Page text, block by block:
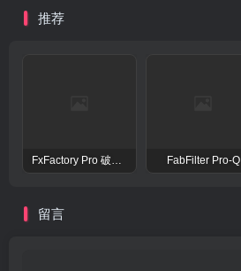
推荐
FxFactory Pro 破解版 视觉效果插件工具包 FabFilter Pro-Q
留言